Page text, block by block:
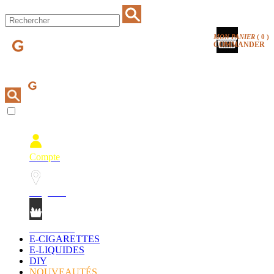
MON PANIER ( 0 )
COMMANDER
Compte
E-CIGARETTES
E-LIQUIDES
DIY
NOUVEAUTÉS